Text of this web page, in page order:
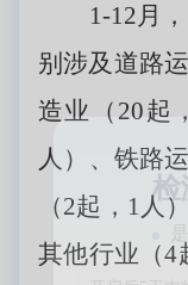
1-12月
别涉及道路
造业（20起
人）、铁路
（2起，1人
其他行业（4
检